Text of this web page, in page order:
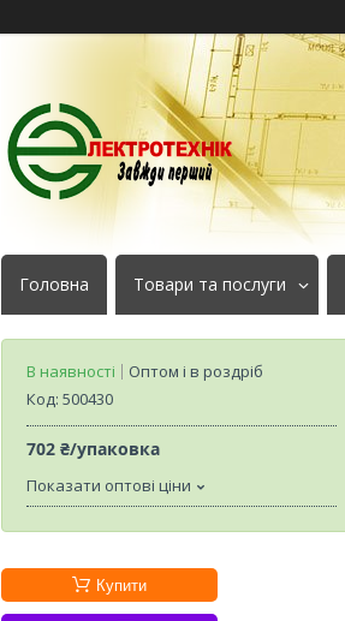
Головна Товари та послуги
В наявності
Оптом і в роздріб
Код: 500430
702 ₴/упаковка
Показати оптові ціни
Купити